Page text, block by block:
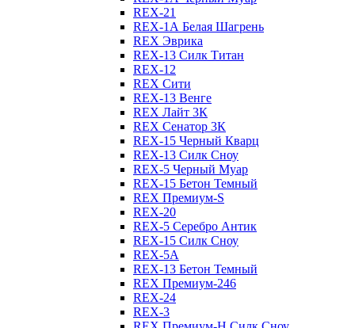
REX-21
REX-1А Белая Шагрень
REX Эврика
REX-13 Силк Титан
REX-12
REX Сити
REX-13 Венге
REX Лайт 3К
REX Сенатор 3К
REX-15 Черный Кварц
REX-13 Силк Сноу
REX-5 Черный Муар
REX-15 Бетон Темный
REX Премиум-S
REX-20
REX-5 Серебро Антик
REX-15 Силк Сноу
REX-5А
REX-13 Бетон Темный
REX Премиум-246
REX-24
REX-3